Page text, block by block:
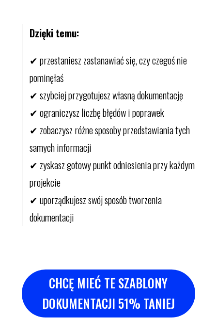
Dzięki temu:
✔ przestaniesz zastanawiać się, czy czegoś nie
pominęłaś
✔ szybciej przygotujesz własną dokumentację
✔ ograniczysz liczbę błędów i poprawek
✔ zobaczysz różne sposoby przedstawiania tych
samych informacji
✔ zyskasz gotowy punkt odniesienia przy każdym
projekcie
✔ uporządkujesz swój sposób tworzenia
dokumentacji
CHCĘ MIEĆ TE SZABLONY
DOKUMENTACJI 51% TANIEJ